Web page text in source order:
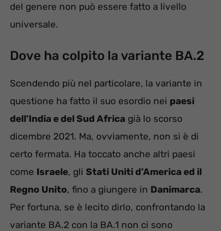
del genere non può essere fatto a livello
universale.
Dove ha colpito la variante BA.2
Scendendo più nel particolare, la variante in
questione ha fatto il suo esordio nei paesi
dell’India e del Sud Africa già lo scorso
dicembre 2021. Ma, ovviamente, non si è di
certo fermata. Ha toccato anche altri paesi
come Israele, gli Stati Uniti d’America ed il
Regno Unito, fino a giungere in Danimarca.
Per fortuna, se è lecito dirlo, confrontando la
variante BA.2 con la BA.1 non ci sono